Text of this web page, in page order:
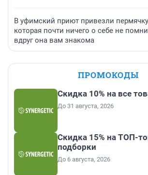
В уфимский приют привезли
которая почти ничего о себе не
вдруг она вам знакома
ПРОМОКОДЫ
Скидка 10% на все
До 31 августа, 2026
Скидка 15% на ТОП-
подборки
До 6 августа, 2026